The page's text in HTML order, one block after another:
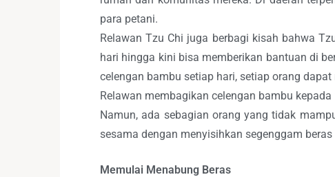
para petani.
Relawan Tzu Chi juga berbagi kisah bahwa
hari hingga kini bisa memberikan bantuan di
celengan bambu setiap hari, setiap orang
Relawan membagikan celengan bambu
Namun, ada sebagian orang yang tidak
sesama dengan menyisihkan segenggam
Memulai Menabung Beras